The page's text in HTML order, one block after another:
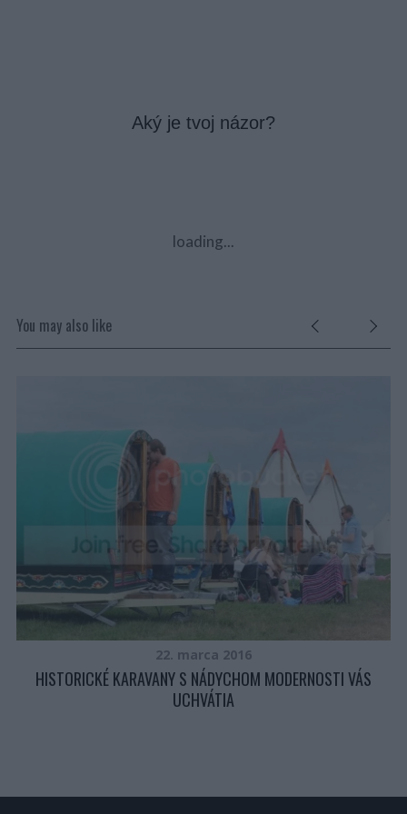
Aký je tvoj názor?
loading...
You may also like
22. marca 2016
HISTORICKÉ KARAVANY S NÁDYCHOM MODERNOSTI VÁS
UCHVÁTIA